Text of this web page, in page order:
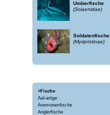
Umberfische
(Sciaenidae)
Soldatenfische
(Myripristinae)
>Fische
Aal-artige
Anemonenfische
Anglerfische